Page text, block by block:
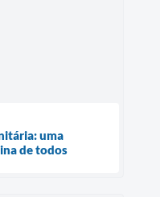
uma
de todos